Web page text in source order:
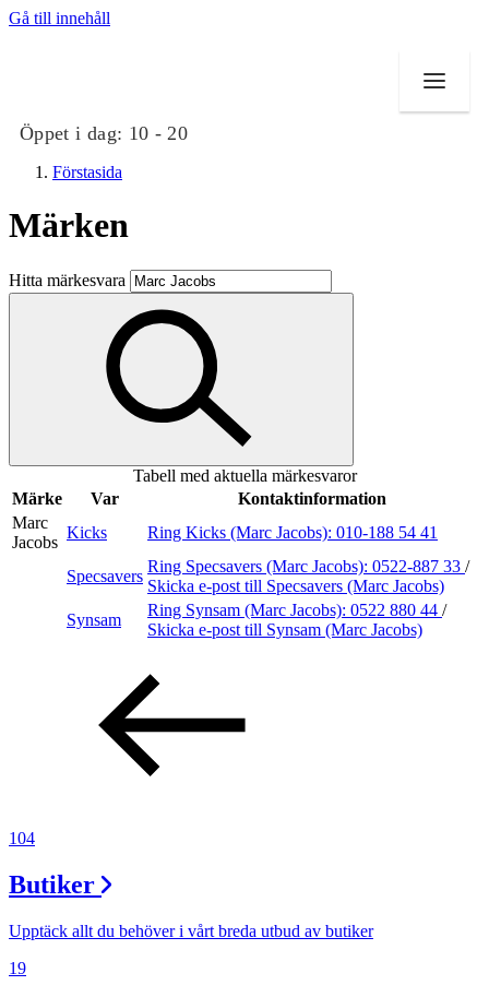
Gå till innehåll
Öppet i dag: 10 - 20
Butiker
Mat och dryck
Evenemang
Erbjudanden
Inspiration
Sök
Praktisk information
Lediga jobb
Presentkort
Min Shopping-app
Förstasida
Märken
Hitta märkesvara
Tabell med aktuella märkesvaror
Märke
Var
Kontaktinformation
Marc
Jacobs
Kicks Ring Kicks (Marc Jacobs): 010-188 54 41
Specsavers
Ring Specsavers (Marc Jacobs): 0522-887 33 /
Skicka e-post till Specsavers (Marc Jacobs)
Synsam
Ring Synsam (Marc Jacobs): 0522 880 44 /
Skicka e-post till Synsam (Marc Jacobs)
104
Butiker
Upptäck allt du behöver i vårt breda utbud av butiker
19